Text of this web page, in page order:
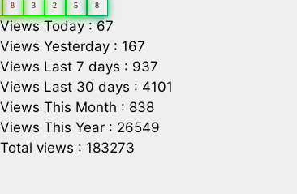
8 3 2 5 8
Today : 67
Views Yesterday : 167
Views Last 7 days : 937
Views Last 30 days : 4101
Views This Month : 838
Views This Year : 26549
Total views : 183273